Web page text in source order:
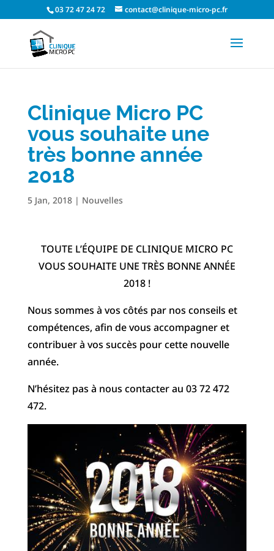
03 72 47 24 72 contact@clinique-micro-pc.fr
Clinique Micro PC
vous souhaite une
très bonne année
2018
5 Jan, 2018| Nouvelles
TOUTE L’ÉQUIPE DE CLINIQUE MICRO PC
VOUS SOUHAITE UNE TRÈS BONNE ANNÉE
2018 !
Nous sommes à vos côtés par nos conseils et
compétences, afin de vous accompagner et
contribuer à vos succès pour cette nouvelle
année.
N’hésitez pas à nous contacter au 03 72 472
472.